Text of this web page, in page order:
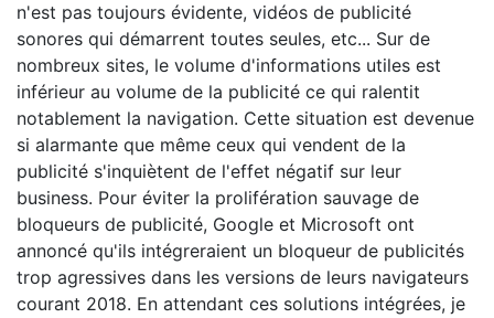
n'est pas toujours évidente, vidéos de publicité
sonores qui démarrent toutes seules, etc... Sur de
nombreux sites, le volume d'informations utiles est
inférieur au volume de la publicité ce qui ralentit
notablement la navigation. Cette situation est devenue
si alarmante que même ceux qui vendent de la
publicité s'inquiètent de l'effet négatif sur leur
business. Pour éviter la prolifération sauvage de
bloqueurs de publicité, Google et Microsoft ont
annoncé qu'ils intégreraient un bloqueur de publicités
trop agressives dans les versions de leurs navigateurs
courant 2018. En attendant ces solutions intégrées, je